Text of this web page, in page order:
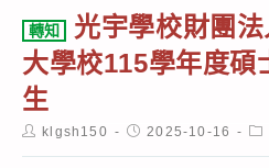
轉知
光宇學校財團
大學校115學年度碩
生
Postklgsh150
Post2025-10-16